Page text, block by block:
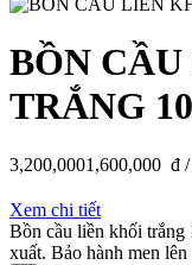
BỒN
TRẮNG
3,200,0001,600,000 đ
Xem chi tiết
Bồn cầu liền khối trắng
xuất. Bảo hành men